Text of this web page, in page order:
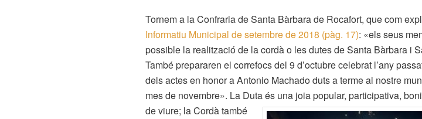
Tornem a la Confraria de Santa Bàrbara de Rocafort, que com
Informatiu Municipal de setembre de 2018 (pàg. 17): «els seus
possible la realització de la cordà o les dutes de Santa Bàrbara i
També prepararen el correfocs del 9 d’octubre celebrat l’any
dels actes en honor a Antonio Machado duts a terme al nostre
mes de novembre». La Duta és una joia popular, participativa,
de viure; la Cordà també